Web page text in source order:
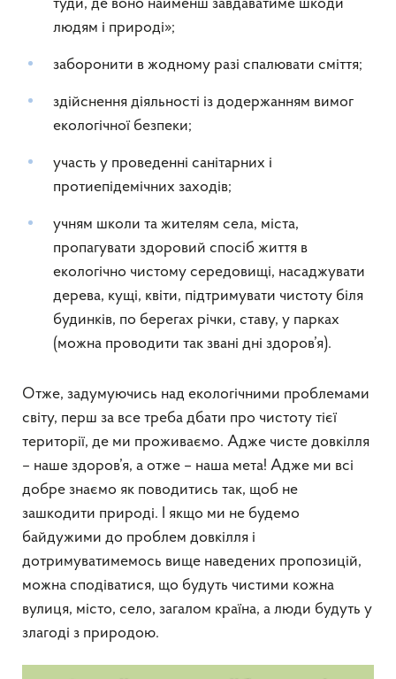
туди, де воно найменш завдаватиме шкоди
людям і природі»;
заборонити в жодному разі спалювати сміття;
здійснення діяльності із додержанням вимог
екологічної безпеки;
участь у проведенні санітарних і
протиепідемічних заходів;
учням школи та жителям села, міста,
пропагувати здоровий спосіб життя в
екологічно чистому середовищі, насаджувати
дерева, кущі, квіти, підтримувати чистоту біля
будинків, по берегах річки, ставу, у парках
(можна проводити так звані дні здоров’я).
Отже, задумуючись над екологічними проблемами
світу, перш за все треба дбати про чистоту тієї
території, де ми проживаємо. Адже чисте довкілля
– наше здоров’я, а отже – наша мета! Адже ми всі
добре знаємо як поводитись так, щоб не
зашкодити природі. І якщо ми не будемо
байдужими до проблем довкілля і
дотримуватимемось вище наведених пропозицій,
можна сподіватися, що будуть чистими кожна
вулиця, місто, село, загалом країна, а люди будуть у
злагоді з природою.